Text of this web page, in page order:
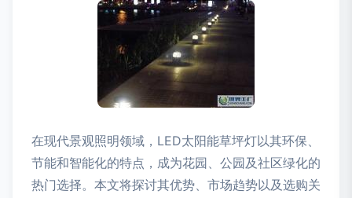
在现代景观照明领域，LED太阳能草坪灯以其环保、
节能和智能化的特点，成为花园、公园及社区绿化的
热门选择。本文将探讨其优势、市场趋势以及选购关